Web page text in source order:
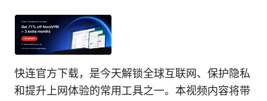
快连官方下载，是今天解锁全球互联网、保护隐私
和提升上网体验的常用工具之一。本视频内容将带